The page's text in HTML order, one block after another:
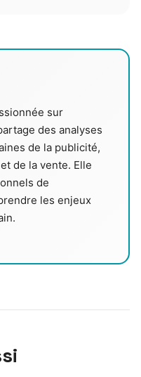
sur
des analyses
de la publicité,
de la vente. Elle
de
les enjeux